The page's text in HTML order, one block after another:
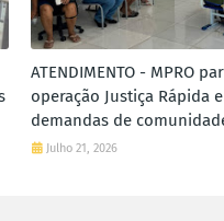
ATENDIMENTO - MPRO
operação Justiça Rápida
demandas de
Julho 21, 2026